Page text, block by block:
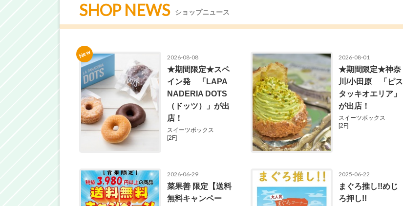
SHOP NEWS ショップニュース
New 2026-08-08
★期間限定★スペ
イン発 「LAPA
NADERIA DOTS
（ドッツ）」が出
店！
スイーツボックス
[2F]
2026-08-01
★期間限定★神奈
川/小田原 「ピス
タッキオエリア」
が出店！
スイーツボックス
[2F]
2026-06-29
菜果善 限定【送料
無料キャンペー
2025-06-22
まぐろ推し!!めじ
ろ押し!!